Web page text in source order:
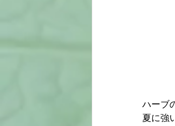
ハーブ
夏に強